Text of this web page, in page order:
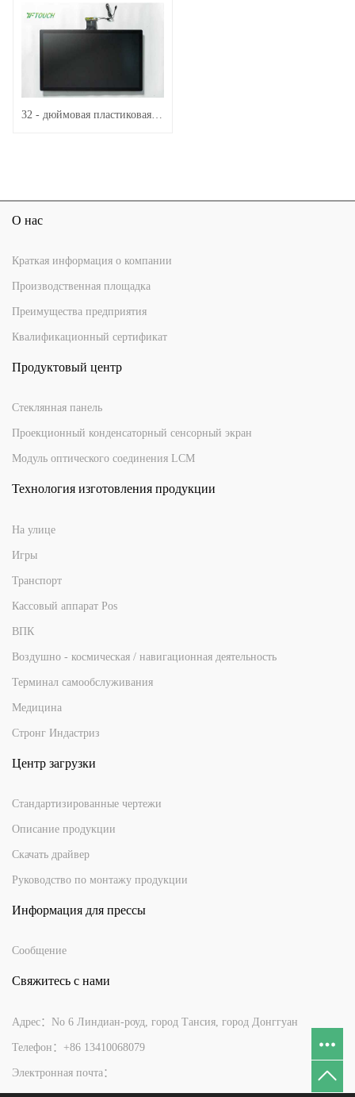
О нас
Краткая информация о компании
Производственная площадка
Преимущества предприятия
Квалификационный сертификат
Продуктовый центр
Стеклянная панель
Проекционный конденсаторный сенсорный экран
Модуль оптического соединения LCM
Технология изготовления продукции
На улице
Игры
Транспорт
Кассовый аппарат Pos
ВПК
Воздушно - космическая / навигационная деятельность
Терминал самообслуживания
Медицина
Стронг Индастриз
Центр загрузки
Стандартизированные чертежи
Описание продукции
Скачать драйвер
Руководство по монтажу продукции
Информация для прессы
Сообщение
Свяжитесь с нами
Адрес：No 6 Линдиан-роуд, город Тансия, город Донггуан
Телефон：+86 13410068079
Электронная почта：